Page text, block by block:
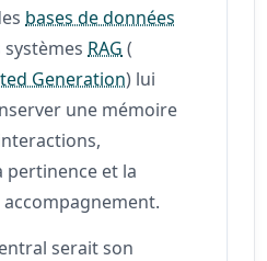
bases de données
systèmes RAG (
Generation) lui
une mémoire
pertinence et la
serait son